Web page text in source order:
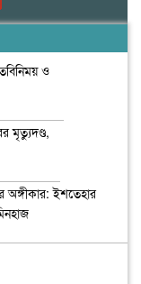
ও
মৃত্যুদণ্ড,
অঙ্গীকার: ইশতেহার